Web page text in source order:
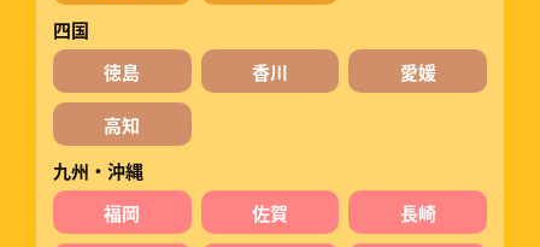
四国
徳島
香川 愛媛
高知
九州・沖縄
福岡
佐賀 長崎